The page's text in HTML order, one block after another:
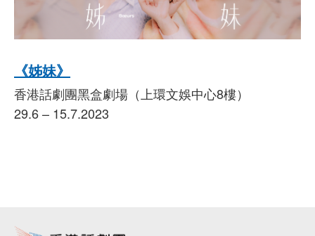
《姊妹》
香港話劇團黑盒劇場（上環文娛中心8樓）
29.6 – 15.7.2023